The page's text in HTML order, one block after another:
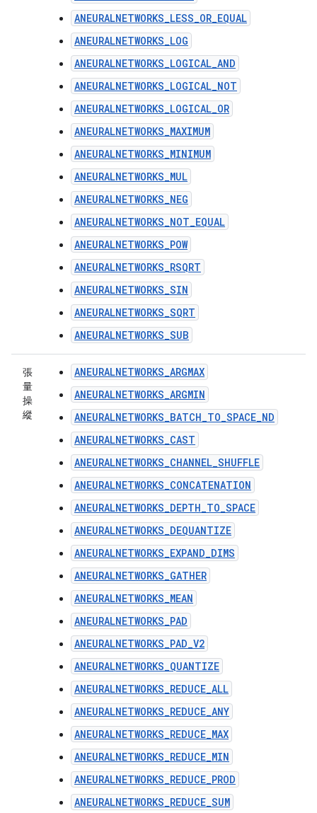
ANEURALNETWORKS_LESS_OR_EQUAL
ANEURALNETWORKS_LOG
ANEURALNETWORKS_LOGICAL_AND
ANEURALNETWORKS_LOGICAL_NOT
ANEURALNETWORKS_LOGICAL_OR
ANEURALNETWORKS_MAXIMUM
ANEURALNETWORKS_MINIMUM
ANEURALNETWORKS_MUL
ANEURALNETWORKS_NEG
ANEURALNETWORKS_NOT_EQUAL
ANEURALNETWORKS_POW
ANEURALNETWORKS_RSQRT
ANEURALNETWORKS_SIN
ANEURALNETWORKS_SQRT
ANEURALNETWORKS_SUB
張
量
操
縱
ANEURALNETWORKS_ARGMAX
ANEURALNETWORKS_ARGMIN
ANEURALNETWORKS_BATCH_TO_SPACE_ND
ANEURALNETWORKS_CAST
ANEURALNETWORKS_CHANNEL_SHUFFLE
ANEURALNETWORKS_CONCATENATION
ANEURALNETWORKS_DEPTH_TO_SPACE
ANEURALNETWORKS_DEQUANTIZE
ANEURALNETWORKS_EXPAND_DIMS
ANEURALNETWORKS_GATHER
ANEURALNETWORKS_MEAN
ANEURALNETWORKS_PAD
ANEURALNETWORKS_PAD_V2
ANEURALNETWORKS_QUANTIZE
ANEURALNETWORKS_REDUCE_ALL
ANEURALNETWORKS_REDUCE_ANY
ANEURALNETWORKS_REDUCE_MAX
ANEURALNETWORKS_REDUCE_MIN
ANEURALNETWORKS_REDUCE_PROD
ANEURALNETWORKS_REDUCE_SUM